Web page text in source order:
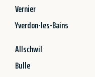
Vernier
Yverdon-les-Bains
Allschwil
Bulle